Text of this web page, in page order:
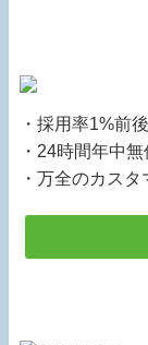
・採用率1%前
・24時間年中
・万全のカス